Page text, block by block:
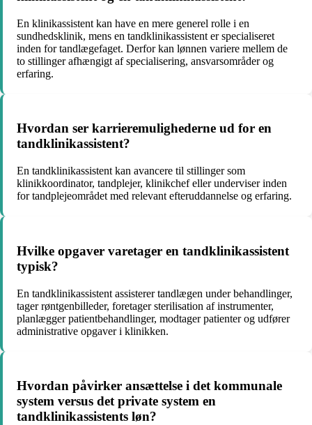
En klinikassistent kan have en mere generel rolle i en
sundhedsklinik, mens en tandklinikassistent er specialiseret
inden for tandlægefaget. Derfor kan lønnen variere mellem de
to stillinger afhængigt af specialisering, ansvarsområder og
erfaring.
Hvordan ser karrieremulighederne ud for en
tandklinikassistent?
En tandklinikassistent kan avancere til stillinger som
klinikkoordinator, tandplejer, klinikchef eller underviser inden
for tandplejeområdet med relevant efteruddannelse og erfaring.
Hvilke opgaver varetager en tandklinikassistent
typisk?
En tandklinikassistent assisterer tandlægen under behandlinger,
tager røntgenbilleder, foretager sterilisation af instrumenter,
planlægger patientbehandlinger, modtager patienter og udfører
administrative opgaver i klinikken.
Hvordan påvirker ansættelse i det kommunale
system versus det private system en
tandklinikassistents løn?